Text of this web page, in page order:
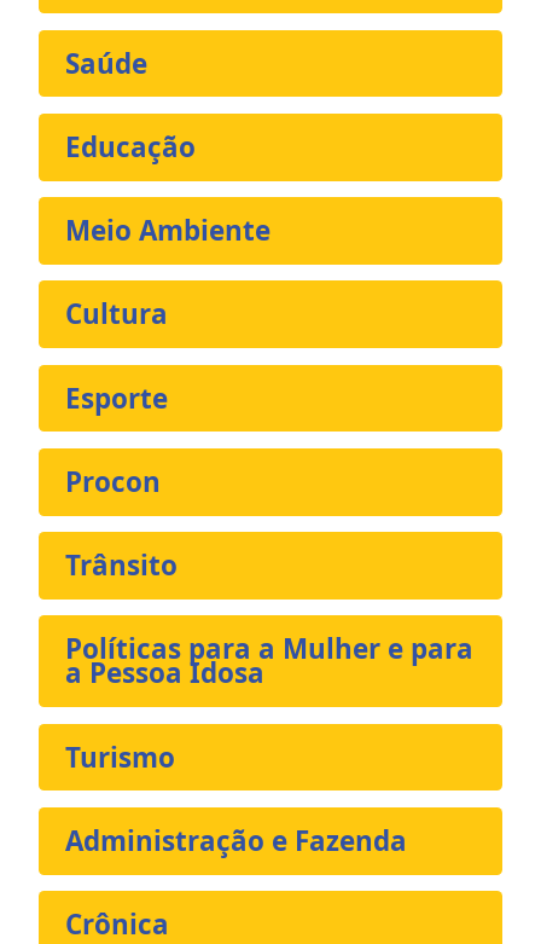
Saúde
Educação
Meio Ambiente
Cultura
Esporte
Procon
Trânsito
Políticas para a Mulher e para
a Pessoa Idosa
Turismo
Administração e Fazenda
Crônica